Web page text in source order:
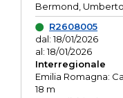
Bermond, Umberto
R2608005
dal: 18/01/2026
al: 18/01/2026
Interregionale
Emilia Romagna:
18 m